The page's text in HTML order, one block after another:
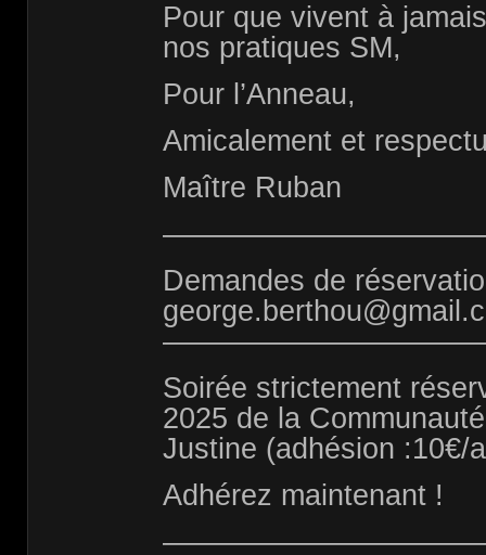
Pour que vivent à
nos pratiques SM,
Pour l’Anneau,
Amicalement et
Maître Ruban
Demandes de
Soirée strictement
2025 de la
Justine (adhésion :10€/
Adhérez maintenant !